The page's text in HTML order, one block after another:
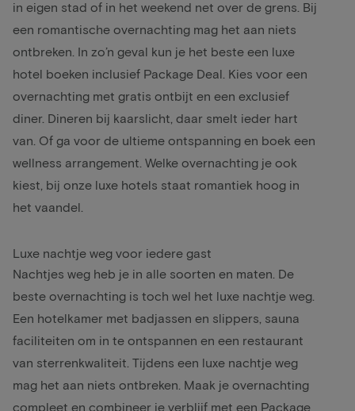
in eigen stad of in het weekend net over de grens. Bij
een romantische overnachting mag het aan niets
ontbreken. In zo’n geval kun je het beste een luxe
hotel boeken inclusief Package Deal. Kies voor een
overnachting met gratis ontbijt en een exclusief
diner. Dineren bij kaarslicht, daar smelt ieder hart
van. Of ga voor de ultieme ontspanning en boek een
wellness arrangement . Welke overnachting je ook
kiest, bij onze luxe hotels staat romantiek hoog in
het vaandel.
Luxe nachtje weg voor iedere gast
Nachtjes weg heb je in alle soorten en maten. De
beste overnachting is toch wel het luxe nachtje weg.
Een hotelkamer met badjassen en slippers, sauna
faciliteiten om in te ontspannen en een restaurant
van sterrenkwaliteit. Tijdens een luxe nachtje weg
mag het aan niets ontbreken. Maak je overnachting
compleet en combineer je verblijf met een Package